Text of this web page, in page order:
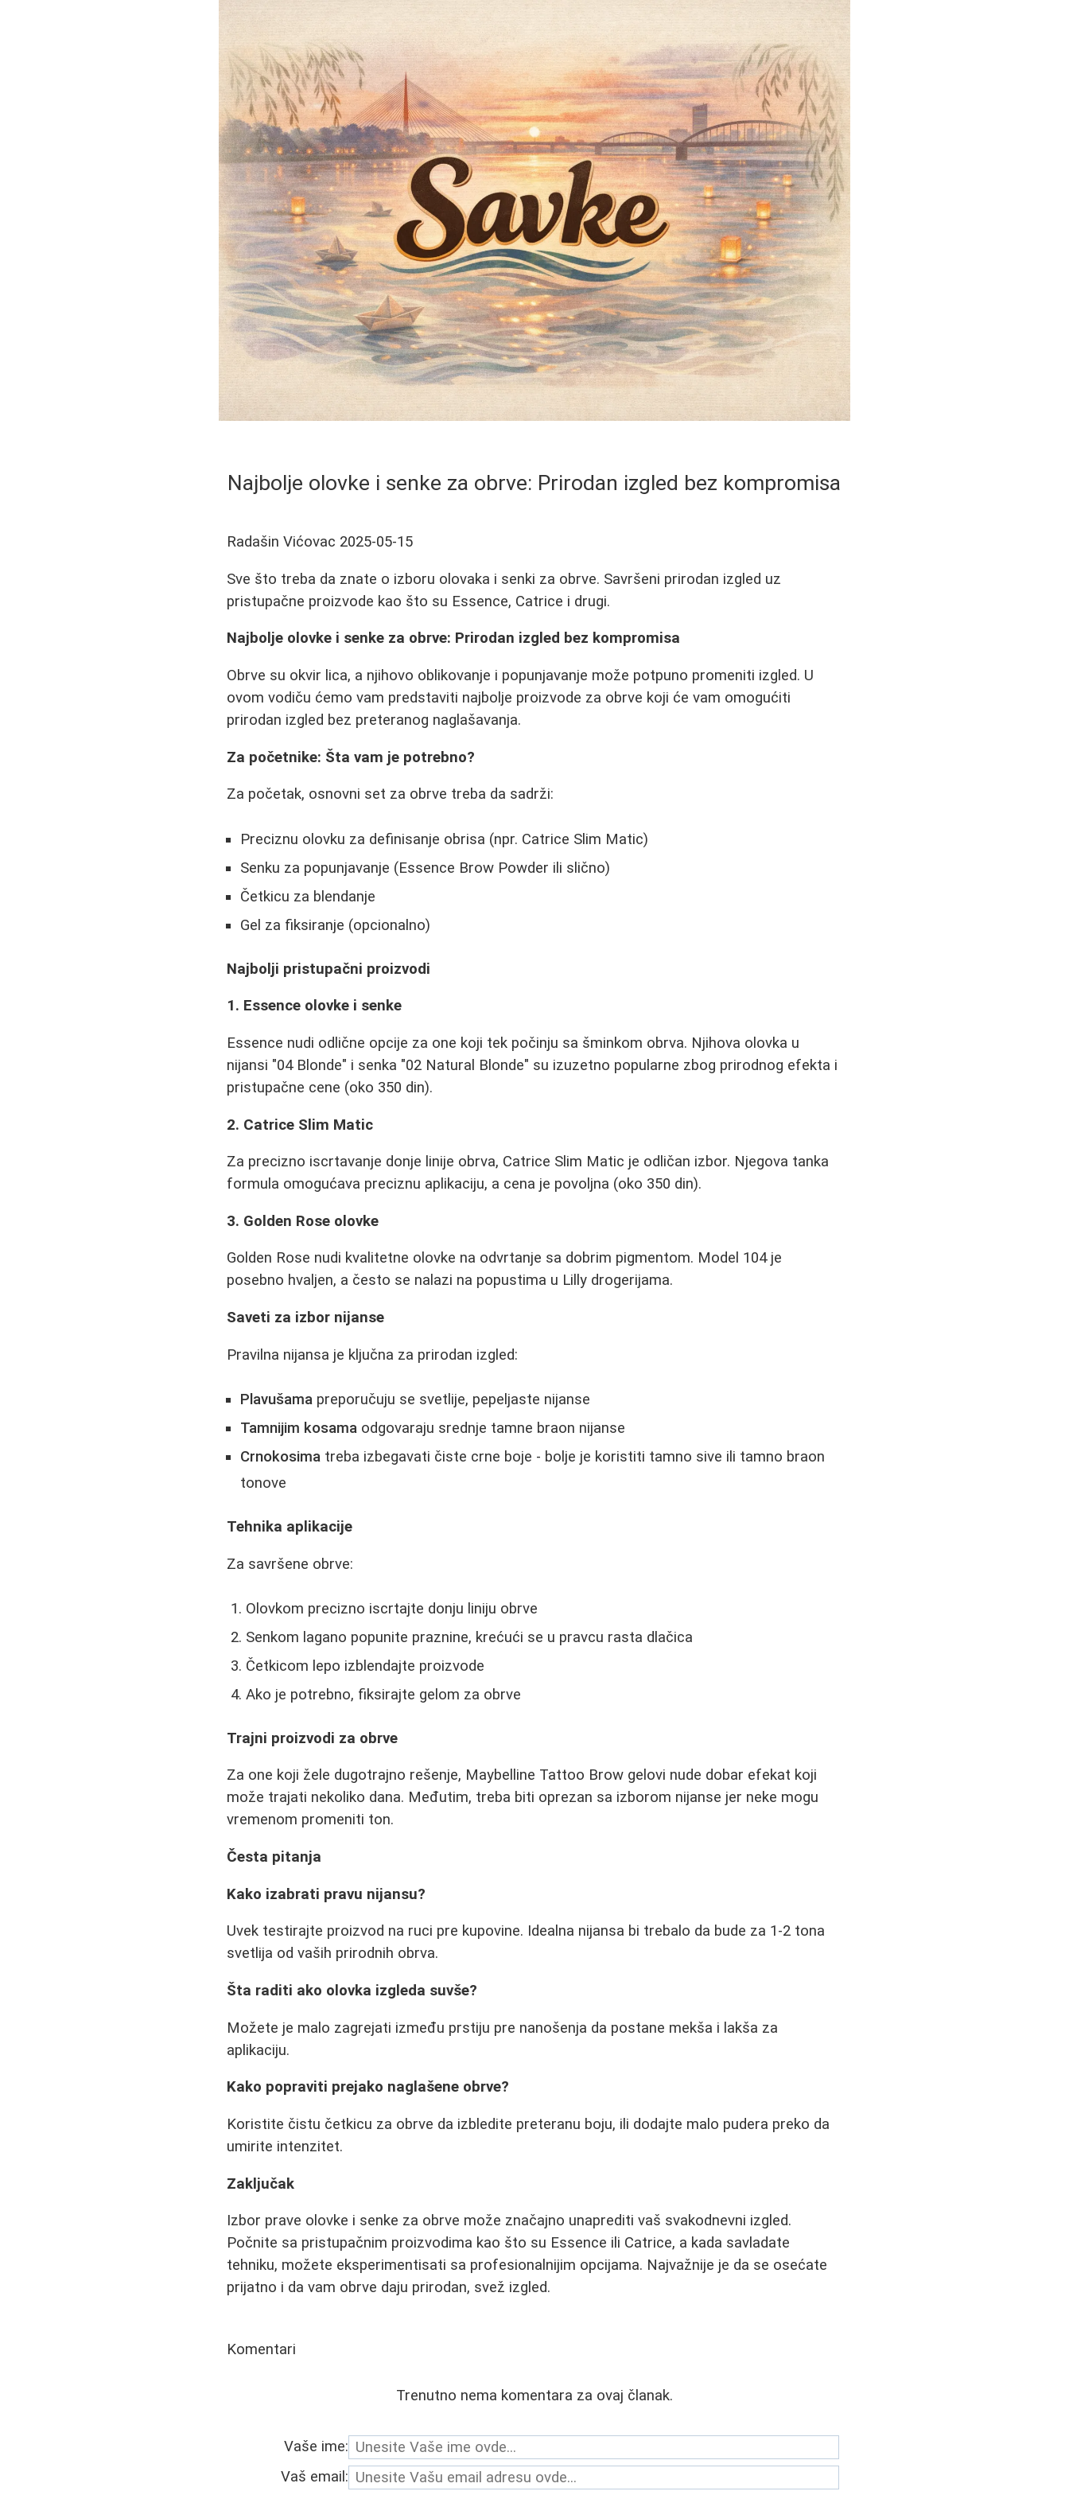
Najbolje olovke i senke za obrve: Prirodan izgled bez kompromisa
Radašin Vićovac 2025-05-15
Sve što treba da znate o izboru olovaka i senki za obrve. Savršeni prirodan izgled uz
pristupačne proizvode kao što su Essence, Catrice i drugi.
Najbolje olovke i senke za obrve: Prirodan izgled bez kompromisa
Obrve su okvir lica, a njihovo oblikovanje i popunjavanje može potpuno promeniti izgled. U
ovom vodiču ćemo vam predstaviti najbolje proizvode za obrve koji će vam omogućiti
prirodan izgled bez preteranog naglašavanja.
Za početnike: Šta vam je potrebno?
Za početak, osnovni set za obrve treba da sadrži:
Preciznu olovku za definisanje obrisa (npr. Catrice Slim Matic)
Senku za popunjavanje (Essence Brow Powder ili slično)
Četkicu za blendanje
Gel za fiksiranje (opcionalno)
Najbolji pristupačni proizvodi
1. Essence olovke i senke
Essence nudi odlične opcije za one koji tek počinju sa šminkom obrva. Njihova olovka u
nijansi "04 Blonde" i senka "02 Natural Blonde" su izuzetno popularne zbog prirodnog efekta i
pristupačne cene (oko 350 din).
2. Catrice Slim Matic
Za precizno iscrtavanje donje linije obrva, Catrice Slim Matic je odličan izbor. Njegova tanka
formula omogućava preciznu aplikaciju, a cena je povoljna (oko 350 din).
3. Golden Rose olovke
Golden Rose nudi kvalitetne olovke na odvrtanje sa dobrim pigmentom. Model 104 je
posebno hvaljen, a često se nalazi na popustima u Lilly drogerijama.
Saveti za izbor nijanse
Pravilna nijansa je ključna za prirodan izgled:
Plavušama preporučuju se svetlije, pepeljaste nijanse
Tamnijim kosama odgovaraju srednje tamne braon nijanse
Crnokosima treba izbegavati čiste crne boje - bolje je koristiti tamno sive ili tamno braon
tonove
Tehnika aplikacije
Za savršene obrve:
Olovkom precizno iscrtajte donju liniju obrve
Senkom lagano popunite praznine, krećući se u pravcu rasta dlačica
Četkicom lepo izblendajte proizvode
Ako je potrebno, fiksirajte gelom za obrve
Trajni proizvodi za obrve
Za one koji žele dugotrajno rešenje, Maybelline Tattoo Brow gelovi nude dobar efekat koji
može trajati nekoliko dana. Međutim, treba biti oprezan sa izborom nijanse jer neke mogu
vremenom promeniti ton.
Česta pitanja
Kako izabrati pravu nijansu?
Uvek testirajte proizvod na ruci pre kupovine. Idealna nijansa bi trebalo da bude za 1-2 tona
svetlija od vaših prirodnih obrva.
Šta raditi ako olovka izgleda suvše?
Možete je malo zagrejati između prstiju pre nanošenja da postane mekša i lakša za
aplikaciju.
Kako popraviti prejako naglašene obrve?
Koristite čistu četkicu za obrve da izbledite preteranu boju, ili dodajte malo pudera preko da
umirite intenzitet.
Zaključak
Izbor prave olovke i senke za obrve može značajno unaprediti vaš svakodnevni izgled.
Počnite sa pristupačnim proizvodima kao što su Essence ili Catrice, a kada savladate
tehniku, možete eksperimentisati sa profesionalnijim opcijama. Najvažnije je da se osećate
prijatno i da vam obrve daju prirodan, svež izgled.
Komentari
Trenutno nema komentara za ovaj članak.
Vaše ime:
Vaš email: